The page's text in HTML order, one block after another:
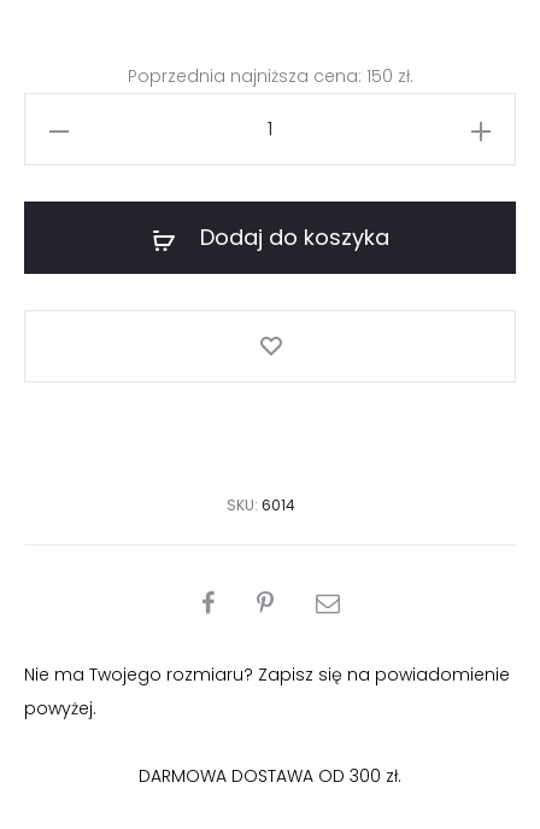
Poprzednia najniższa cena: 150 zł.
Dodaj do koszyka
SKU: 6014
PODZIEL
Nie ma Twojego rozmiaru? Zapisz się na powiadomienie
powyżej.
DARMOWA DOSTAWA OD 300 zł.